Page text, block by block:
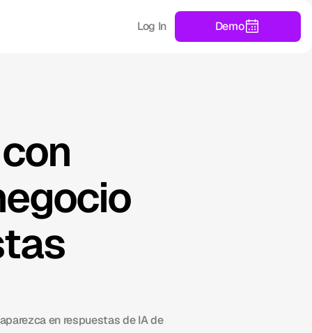
Log In Demo
en respuestas de IA de